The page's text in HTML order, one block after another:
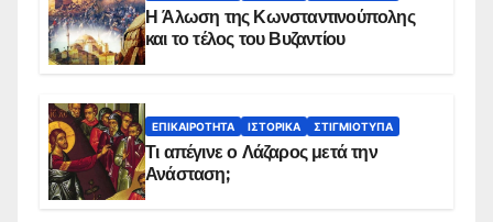
Η Άλωση της Κωνσταντινούπολης
και το τέλος του Βυζαντίου
ΕΠΙΚΑΙΡΌΤΗΤΑ ΙΣΤΟΡΙΚΆ ΣΤΙΓΜΙΌΤΥΠΑ
Τι απέγινε ο Λάζαρος μετά την
Ανάσταση;